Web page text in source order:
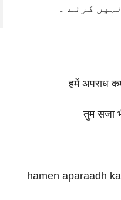
کرتے ۔
हमें अपराध
तुम सजा
hamen aparaadh